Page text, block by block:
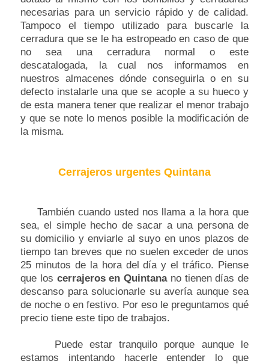
necesarias para un servicio rápido y de calidad.
Tampoco el tiempo utilizado para buscarle la
cerradura que se le ha estropeado en caso de que
no sea una cerradura normal o este
descatalogada, la cual nos informamos en
nuestros almacenes dónde conseguirla o en su
defecto instalarle una que se acople a su hueco y
de esta manera tener que realizar el menor trabajo
y que se note lo menos posible la modificación de
la misma.
Cerrajeros urgentes Quintana
También cuando usted nos llama a la hora que
sea, el simple hecho de sacar a una persona de
su domicilio y enviarle al suyo en unos plazos de
tiempo tan breves que no suelen exceder de unos
25 minutos de la hora del día y el tráfico. Piense
que los cerrajeros en Quintanano tienen días de
descanso para solucionarle su avería aunque sea
de noche o en festivo. Por eso le preguntamos qué
precio tiene este tipo de trabajos.
Puede estar tranquilo porque aunque le
estamos intentando hacerle entender lo que